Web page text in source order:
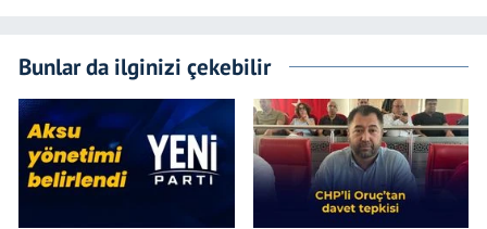
Bunlar da ilginizi çekebilir